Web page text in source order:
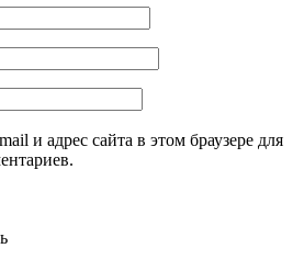
и адрес сайта в этом браузере для